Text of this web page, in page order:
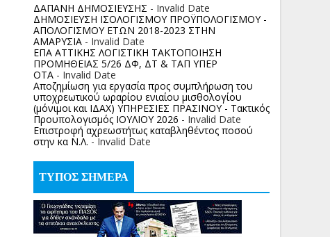
ΔΑΠΑΝΗ ΔΗΜΟΣΙΕΥΣΗΣ - Invalid Date
ΔΗΜΟΣΙΕΥΣΗ ΙΣΟΛΟΓΙΣΜΟΥ ΠΡΟΫΠΟΛΟΓΙΣΜΟΥ -
ΑΠΟΛΟΓΙΣΜΟΥ ΕΤΩΝ 2018-2023 ΣΤΗΝ
ΑΜΑΡΥΣΙΑ - Invalid Date
ΕΠΑ ΑΤΤΙΚΗΣ ΛΟΓΙΣΤΙΚΗ ΤΑΚΤΟΠΟΙΗΣΗ
ΠΡΟΜΗΘΕΙΑΣ 5/26 ΔΦ, ΔΤ & ΤΑΠ ΥΠΕΡ
ΟΤΑ - Invalid Date
Αποζημίωση για εργασία προς συμπλήρωση του
υποχρεωτικού ωραρίου ενιαίου μισθολογίου
(μόνιμοι και ΙΔΑΧ) ΥΠΗΡΕΣΙΕΣ ΠΡΑΣΙΝΟΥ - Τακτικός
Προυπολογισμός ΙΟΥΛΙΟΥ 2026 - Invalid Date
Επιστροφή αχρεωστήτως καταβληθέντος ποσoύ
στην κα Ν.Λ. - Invalid Date
ΤΥΠΟΣ ΣΗΜΕΡΑ